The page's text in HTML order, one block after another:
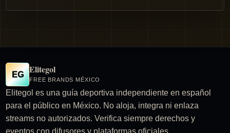
EG Elitegol
FREE BRANDS MÉXICO
Elitegol es una guía deportiva independiente en español
para el público en México. No aloja, integra ni enlaza
streams no autorizados. Verifica siempre derechos y
eventos con difusores y plataformas oficiales.